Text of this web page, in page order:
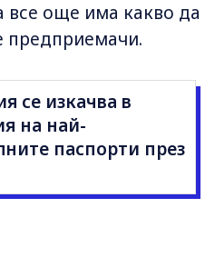
все още има какво да
предприемачи.
се изкачва в
на най-
паспорти през